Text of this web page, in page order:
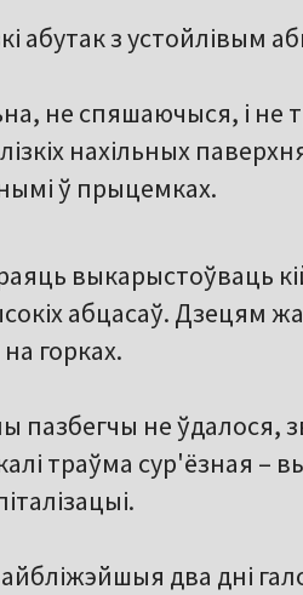
абутак з устойлівым
не спяшаючыся, і не
нахільных
ў прыцемках.
выкарыстоўваць
абцасаў. Дзецям
горках.
пазбегчы не ўдалося,
траўма сур'ёзная –
два дні